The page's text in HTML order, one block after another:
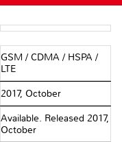
GSM / CDMA / HSPA /
LTE
2017, October
Available. Released 2017,
October